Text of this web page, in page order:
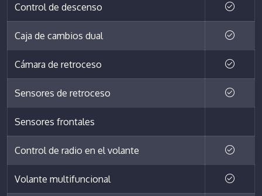
Control de descenso
Caja de cambios dual
Cámara de retroceso
Sensores de retroceso
Sensores frontales
Control de radio en el volante
Volante multifuncional